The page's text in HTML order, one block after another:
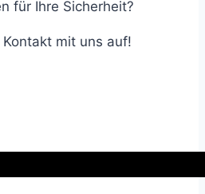
für Ihre Sicherheit?
mit uns auf!